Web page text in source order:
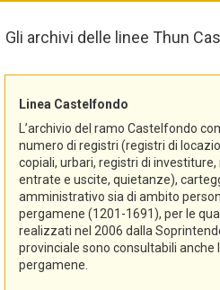
Gli archivi delle linee Thun
Linea Castelfondo
L’archivio del ramo Castelfondo
numero di registri (registri di
copiali, urbari, registri di
entrate e uscite, quietanze),
amministrativo sia di ambito
pergamene (1201-1691), per le
realizzati nel 2006 dalla
provinciale sono consultabili anche
pergamene.